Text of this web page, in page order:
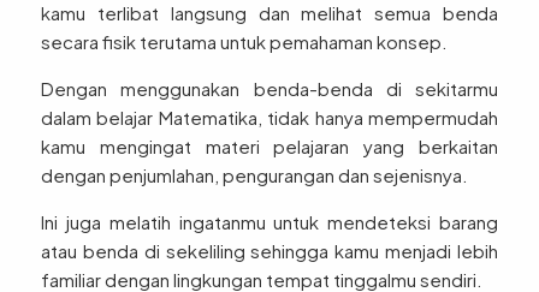
kamu terlibat langsung dan melihat semua benda
secara fisik terutama untuk pemahaman konsep.
Dengan menggunakan benda-benda di sekitarmu
dalam belajar Matematika, tidak hanya mempermudah
kamu mengingat materi pelajaran yang berkaitan
dengan penjumlahan, pengurangan dan sejenisnya.
Ini juga melatih ingatanmu untuk mendeteksi barang
atau benda di sekeliling sehingga kamu menjadi lebih
familiar dengan lingkungan tempat tinggalmu sendiri.